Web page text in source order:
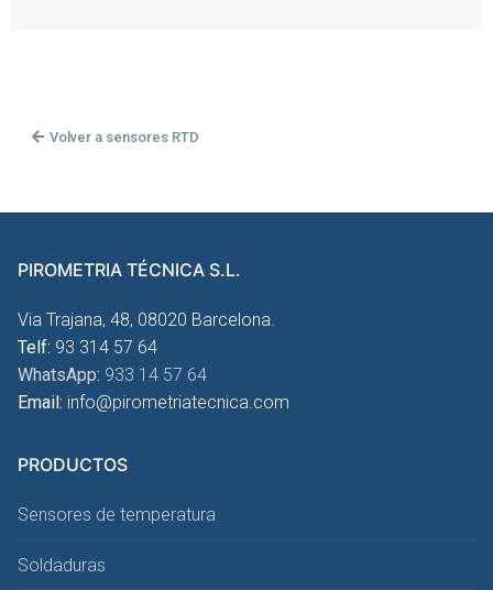
Volver a sensores RTD
PIROMETRIA TÉCNICA S.L.
Via Trajana, 48, 08020 Barcelona.
Telf: 93 314 57 64
WhatsApp: 933 14 57 64
Email: info@pirometriatecnica.com
PRODUCTOS
Sensores de temperatura
Soldaduras